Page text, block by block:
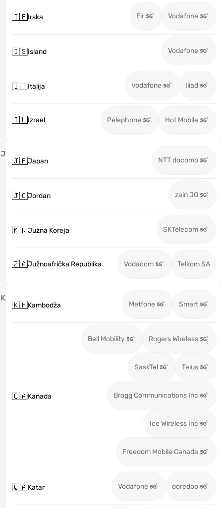
🇮🇪Irska Eir Vodafone
🇮🇸Island Vodafone
🇮🇹Italija Vodafone Iliad
🇮🇱Izrael Pelephone Hot Mobile
J
🇯🇵Japan NTT docomo
🇯🇴Jordan zain JO
🇰🇷Južna Koreja SKTelecom
🇿🇦Južnoafrička Republika Vodacom Telkom SA
K
🇰🇭Kambodža Metfone Smart
🇨🇦Kanada
Bell Mobility Rogers Wireless
SaskTel Telus
Bragg Communications Inc
Ice Wireless Inc
Freedom Mobile Canada
🇶🇦Katar Vodafone ooredoo